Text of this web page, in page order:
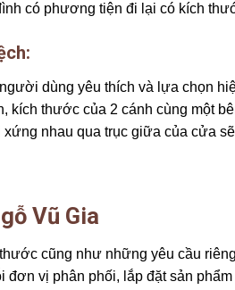
có phương tiện đi lại có kích
dùng yêu thích và lựa chọn
kích thước của 2 cánh cùng một
xứng nhau qua trục giữa của cửa
Vũ Gia
cũng như những yêu cầu
vị phân phối, lắp đặt sản